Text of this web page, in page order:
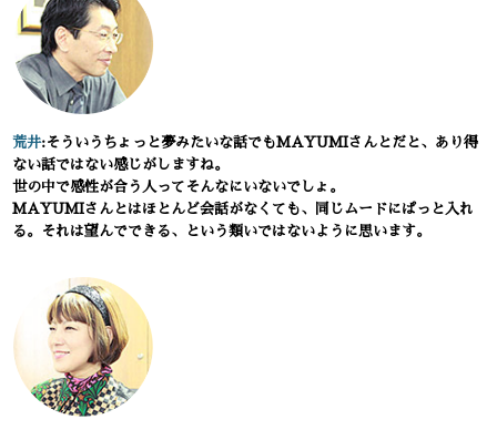
荒井:そういうちょっと夢みたいな話でもMAYUMIさんとだと、あり得
ない話ではない感じがしますね。
世の中で感性が合う人ってそんなにいないでしょ。
MAYUMIさんとはほとんど会話がなくても、同じムードにぱっと入れ
る。それは望んでできる、という類いではないように思います。